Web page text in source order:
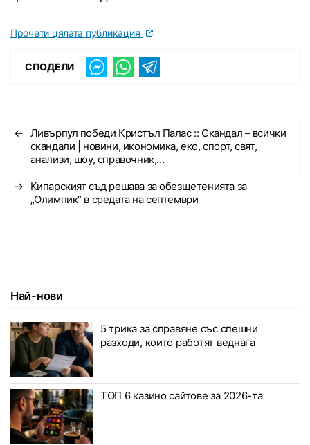
Прочети цялата публикация
СПОДЕЛИ
← Ливърпул победи Кристъл Палас :: Скандал – всички
скандали | новини, икономика, еко, спорт, свят,
анализи, шоу, справочник,…
→
Кипарският съд решава за обезщетенията за
„Олимпик“ в средата на септември
Най-нови
5 трика за справяне със спешни
разходи, които работят веднага
ТОП 6 казино сайтове за 2026-та